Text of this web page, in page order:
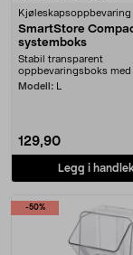
Kjøleskapsoppbevaring
SmartStore
systemboks
Stabil transparent
oppbevaringsboks med
Modell:
129,90
Legg i
-50%